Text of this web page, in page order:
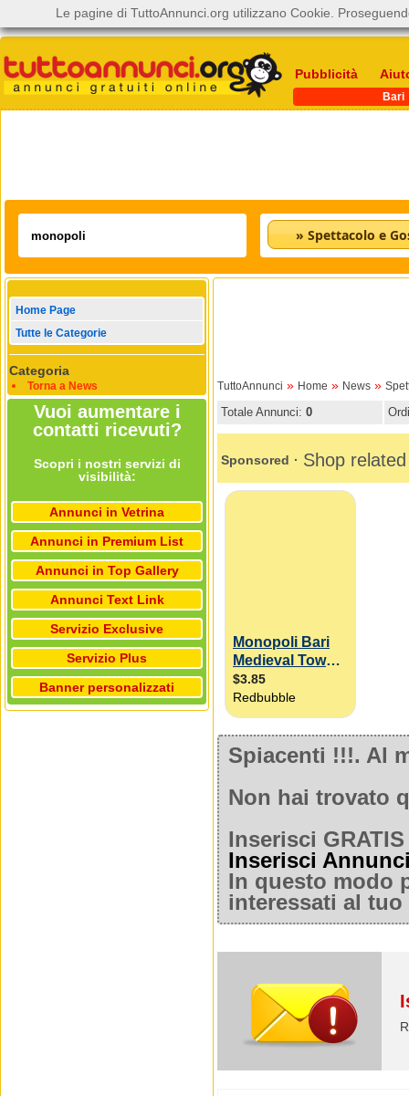
Pubblicità
Bari
» Spettacolo e
Home Page
Tutte le Categorie
Categoria
Torna a News
Vuoi aumentare i
contatti ricevuti?
Scopri i nostri servizi di
visibilità:
Annunci in Vetrina
Annunci in Premium List
Annunci in Top Gallery
Annunci Text Link
Servizio Exclusive
Servizio Plus
Banner personalizzati
TuttoAnnunci » Home » News »
Totale Annunci: 0
Spiacenti !!!. Al
Non hai trovato
Inserisci
Inserisci
In questo modo
interessati al
Le pagine di TuttoAnnunci.org utilizzano Cookie.